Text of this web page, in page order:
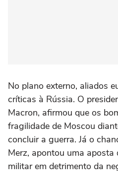
No plano externo, aliados
críticas à Rússia. O
Macron, afirmou que os
fragilidade de Moscou
concluir a guerra. Já o
Merz, apontou uma aposta
militar em detrimento da